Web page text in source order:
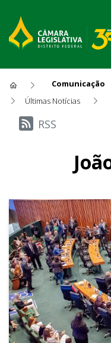
Comunicação
Últimas Notícias
Últimas
RSS